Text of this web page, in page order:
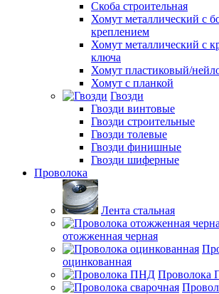
Скоба строительная
Хомут металлический с
креплением
Хомут металлический с
ключа
Хомут пластиковый/
Хомут с планкой
Гвозди
Гвозди винтовые
Гвозди строительные
Гвозди толевые
Гвозди финишные
Гвозди шиферные
Проволока
Лента стальная
отожженная черная
оцинкованная
Проволока